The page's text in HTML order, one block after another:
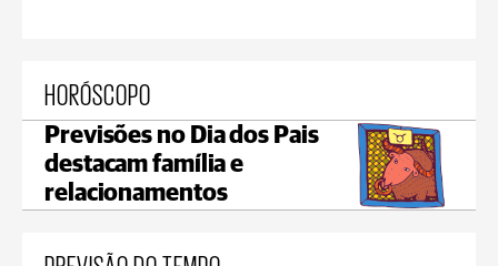
HORÓSCOPO
Previsões no Dia dos Pais
destacam família e
relacionamentos